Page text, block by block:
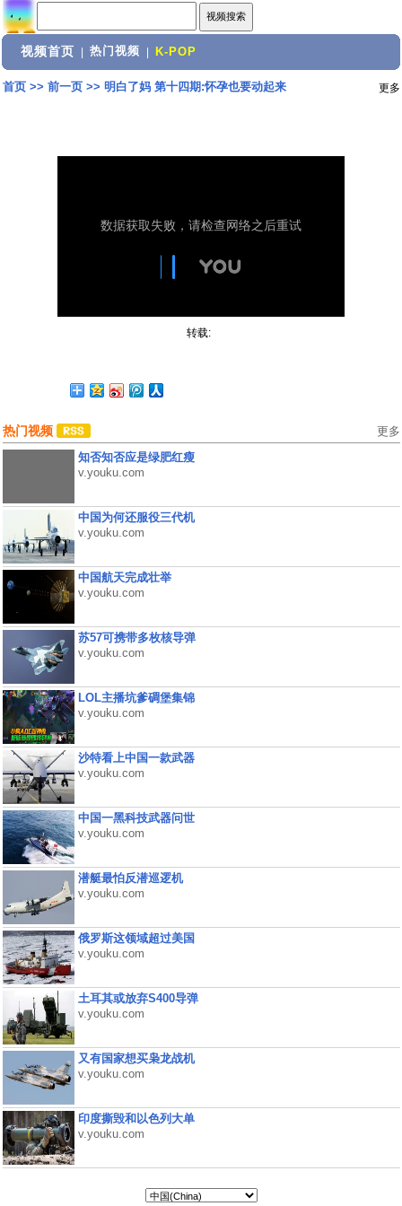
视频首页 热门视频 K-POP
首页>> 前一页>> 明白了妈 第十四期:怀孕也要动起来 更多
转载:
热门视频 更多
知否知否应是绿肥红瘦
v.youku.com
中国为何还服役三代机
v.youku.com
中国航天完成壮举
v.youku.com
苏57可携带多枚核导弹
v.youku.com
LOL主播坑爹碉堡集锦
v.youku.com
沙特看上中国一款武器
v.youku.com
中国一黑科技武器问世
v.youku.com
潜艇最怕反潜巡逻机
v.youku.com
俄罗斯这领域超过美国
v.youku.com
土耳其或放弃S400导弹
v.youku.com
又有国家想买枭龙战机
v.youku.com
印度撕毁和以色列大单
v.youku.com